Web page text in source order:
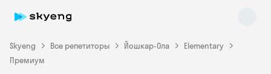
Skyeng Все репетиторы Йошкар-Ола
Elementary
Премиум